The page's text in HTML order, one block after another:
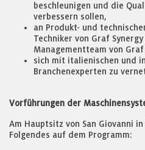
beschleunigen und die
verbessern sollen,
an Produkt- und
Techniker von Graf
Managementteam von
sich mit italienischen und
Branchenexperten zu
Vorführungen der
Am Hauptsitz von San Giovanni
Folgendes auf dem Programm: